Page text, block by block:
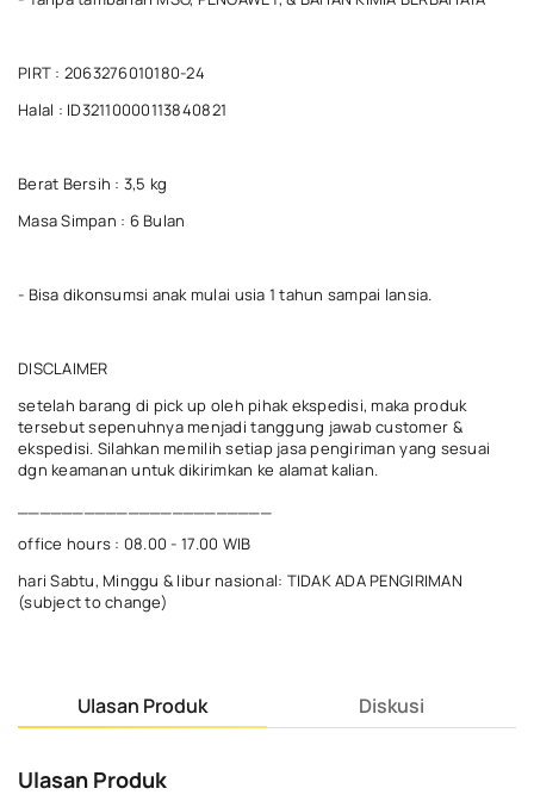
PIRT : 2063276010180-24
Halal : ID32110000113840821
Berat Bersih : 3,5 kg
Masa Simpan : 6 Bulan
- Bisa dikonsumsi anak mulai usia 1 tahun sampai lansia.
DISCLAIMER
setelah barang di pick up oleh pihak ekspedisi, maka produk
tersebut sepenuhnya menjadi tanggung jawab customer &
ekspedisi. Silahkan memilih setiap jasa pengiriman yang sesuai
dgn keamanan untuk dikirimkan ke alamat kalian.
office hours : 08.00 - 17.00 WIB
hari Sabtu, Minggu & libur nasional: TIDAK ADA PENGIRIMAN
(subject to change)
Ulasan Produk Diskusi
Ulasan Produk